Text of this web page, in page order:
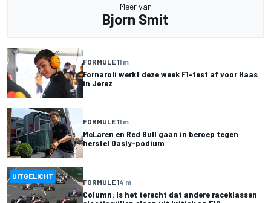
Meer van
Bjorn Smit
FORMULE 11 m
Fornaroli werkt deze week F1-test af voor Haas
in Jerez
FORMULE 11 m
McLaren en Red Bull gaan in beroep tegen
herstel Gasly-podium
UITGELICHT
FORMULE 14 m
Column: Is het terecht dat andere raceklassen